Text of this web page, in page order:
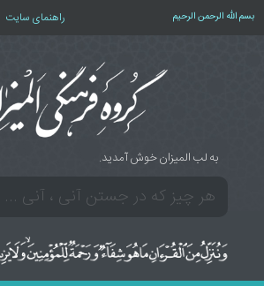
بسم الله الرحمن الرحیم راهنمای سایت
به لب المیزان خوش آمدید.